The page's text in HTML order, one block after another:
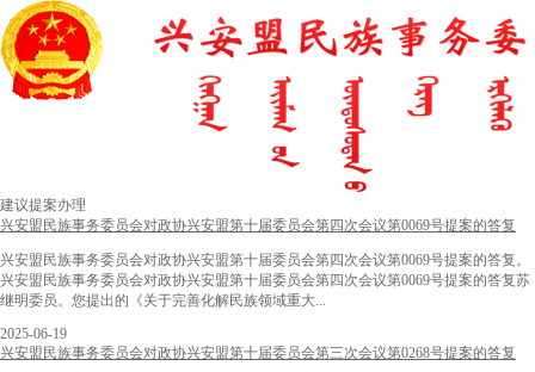
建议提案办理
兴安盟民族事务委员会对政协兴安盟第十届委员会第四次会议第0069号提案的答复
兴安盟民族事务委员会对政协兴安盟第十届委员会第四次会议第0069号提案的答复。
兴安盟民族事务委员会对政协兴安盟第十届委员会第四次会议第0069号提案的答复苏
继明委员。您提出的《关于完善化解民族领域重大...
2025-06-19
兴安盟民族事务委员会对政协兴安盟第十届委员会第三次会议第0268号提案的答复